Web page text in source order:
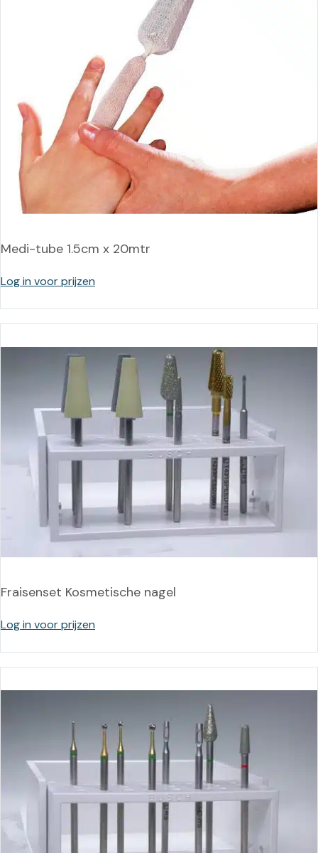
Medi-tube 1.5cm x 20mtr
Log in voor prijzen
Fraisenset Kosmetische nagel
Log in voor prijzen